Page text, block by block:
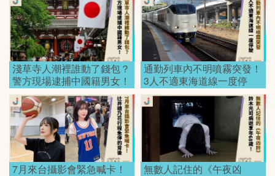
淺草寺人潮裡誰動了錢包？
警方現場逮捕中國籍男女！
通勤列車內不明噴霧突發！
3人不適東海道線一度停
駛！
7月來台攝影會緊急喊卡！
無數人記住的《午夜凶